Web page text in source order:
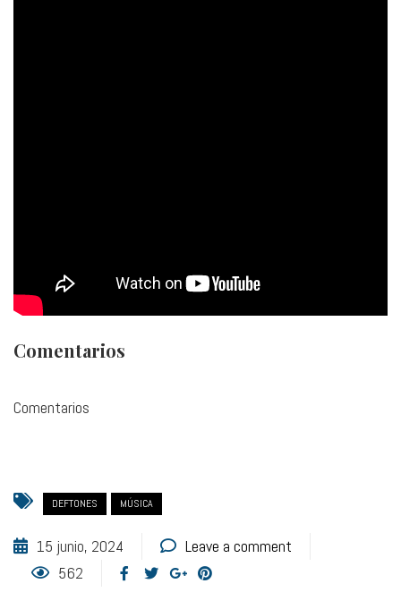
Comentarios
Comentarios
DEFTONES MÚSICA
15 junio, 2024
Leave a comment
562